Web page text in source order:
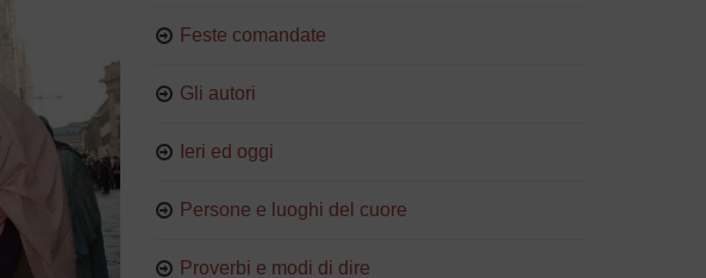
Feste comandate
Gli autori
Ieri ed oggi
Persone e luoghi del cuore
Proverbi e modi di dire